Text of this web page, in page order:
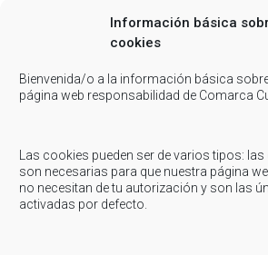
Información básica
cookies
Bienvenida/o a la información básica
página web responsabilidad de Comarca
Las cookies pueden ser de varios tipos:
son necesarias para que nuestra página
no necesitan de tu autorización y son las
activadas por defecto.
Related Posts
COMARCA: Reunión con la
COMARCA: Reunión con la Consejera de